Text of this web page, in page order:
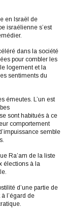
en Israël de
israélienne s’est
dans la société
pour combler les
logement et la
sentiments du
émeutes. L’un est
sont habitués à ce
comportement
semble
Ra’am de la liste
élections à la
d’une partie de
l’égard de